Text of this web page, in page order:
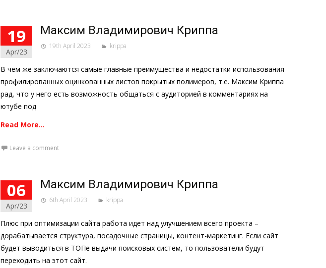
19
Apr/23
Максим Владимирович Криппа
19th April 2023 krippa
В чем же заключаются самые главные преимущества и недостатки использования
профилированных оцинкованных листов покрытых полимеров, т.е. Максим Криппа
рад, что у него есть возможность общаться с аудиторией в комментариях на
ютубе под
Read More…
Leave a comment
06
Apr/23
Максим Владимирович Криппа
6th April 2023 krippa
Плюс при оптимизации сайта работа идет над улучшением всего проекта –
дорабатывается структура, посадочные страницы, контент-маркетинг. Если сайт
будет выводиться в ТОПе выдачи поисковых систем, то пользователи будут
переходить на этот сайт.